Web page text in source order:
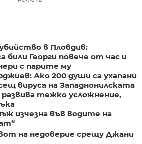
в Пловдив:
били Георги повече от час и
с парите му
Ако 200 души са ухапани
вируса на Западнонилската
тежко усложнение,
изчезна във водите на
на недоверие срещу Джани